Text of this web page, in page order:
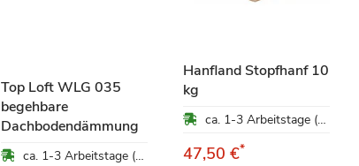
Top Loft WLG 035
begehbare
Dachbodendämmung
ca. 1-3 Arbeitstage (Mo-Fr)
Hanfland Stopfhanf 10
kg
ca. 1-3 Arbeitstage (Mo-Fr)
47,50 €*